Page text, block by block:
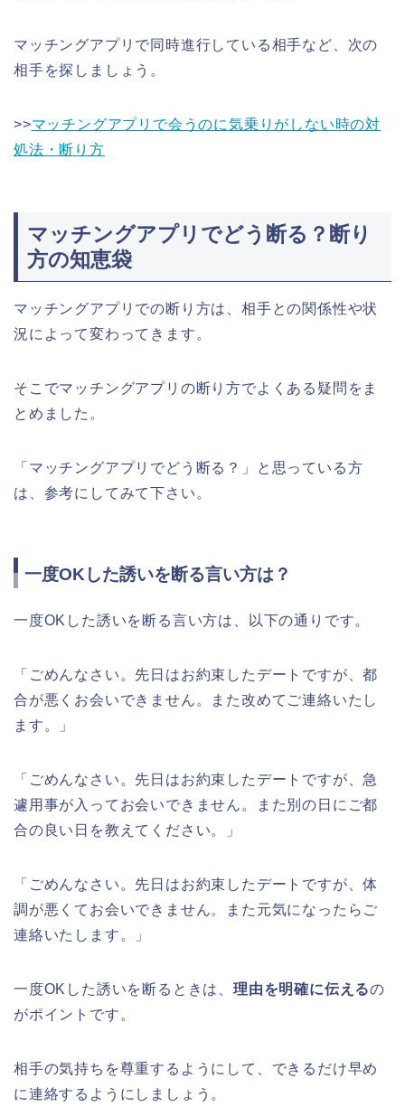
マッチングアプリで同時進行している相手など、次の
相手を探しましょう。
>>マッチングアプリで会うのに気乗りがしない時の対
処法・断り方
マッチングアプリでどう断る？断り
方の知恵袋
マッチングアプリでの断り方は、相手との関係性や状
況によって変わってきます。
そこでマッチングアプリの断り方でよくある疑問をま
とめました。
「マッチングアプリでどう断る？」と思っている方
は、参考にしてみて下さい。
一度OKした誘いを断る言い方は？
一度OKした誘いを断る言い方は、以下の通りです。
「ごめんなさい。先日はお約束したデートですが、都
合が悪くお会いできません。また改めてご連絡いたし
ます。」
「ごめんなさい。先日はお約束したデートですが、急
遽用事が入ってお会いできません。また別の日にご都
合の良い日を教えてください。」
「ごめんなさい。先日はお約束したデートですが、体
調が悪くてお会いできません。また元気になったらご
連絡いたします。」
一度OKした誘いを断るときは、 理由を明確に伝えるの
がポイントです。
相手の気持ちを尊重するようにして、できるだけ早め
に連絡するようにしましょう。